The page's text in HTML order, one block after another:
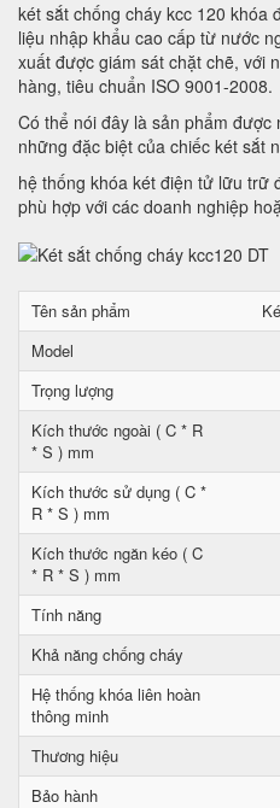
két sắt chống cháy kcc 120 khóa
liệu nhập khẩu cao cấp từ nước
xuất được giám sát chặt chẽ, với
hàng, tiêu chuẩn ISO 9001-2008.
Có thể nói đây là sản phẩm
những đặc biệt của chiếc két sắt
hệ thống khóa két điện tử lữu trữ
phù hợp với các doanh nghiệp
Tên sản phẩm
Model
Trọng lượng
Kích thước ngoài ( C * R
* S ) mm
Kích thước sử dụng ( C *
R * S ) mm
Kích thước ngăn kéo ( C
* R * S ) mm
Tính năng
Khả năng chống cháy
Hệ thống khóa liên hoàn
thông minh
Thương hiệu
Bảo hành